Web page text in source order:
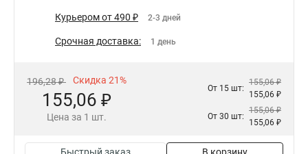
Курьером от 490 ₽ 2-3 дней
Срочная доставка: 1 день
196,28 ₽ Скидка 21%
155,06 ₽
Цена за 1 шт.
От 15 шт:
155,06 ₽
155,06 ₽
От 30 шт:
155,06 ₽
155,06 ₽